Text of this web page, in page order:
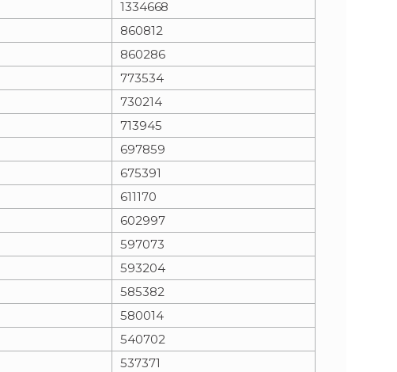
e
t
1334668
860812
860286
773534
730214
713945
697859
675391
611170
602997
597073
593204
585382
580014
540702
537371